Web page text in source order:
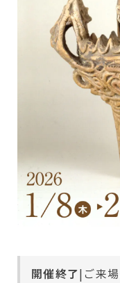
開催終了|ご来